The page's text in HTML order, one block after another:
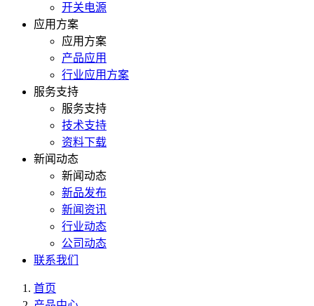
开关电源
应用方案
应用方案
产品应用
行业应用方案
服务支持
服务支持
技术支持
资料下载
新闻动态
新闻动态
新品发布
新闻资讯
行业动态
公司动态
联系我们
首页